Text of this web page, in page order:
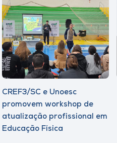
CREF3/SC e Unoesc
promovem workshop de
atualização profissional em
Educação Física